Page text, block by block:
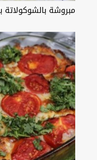
مبروشة بالشوكولاتة